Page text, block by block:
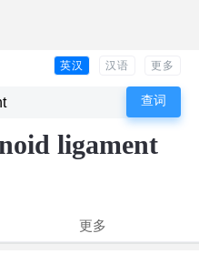
英汉 汉语 更多
ligament
更多